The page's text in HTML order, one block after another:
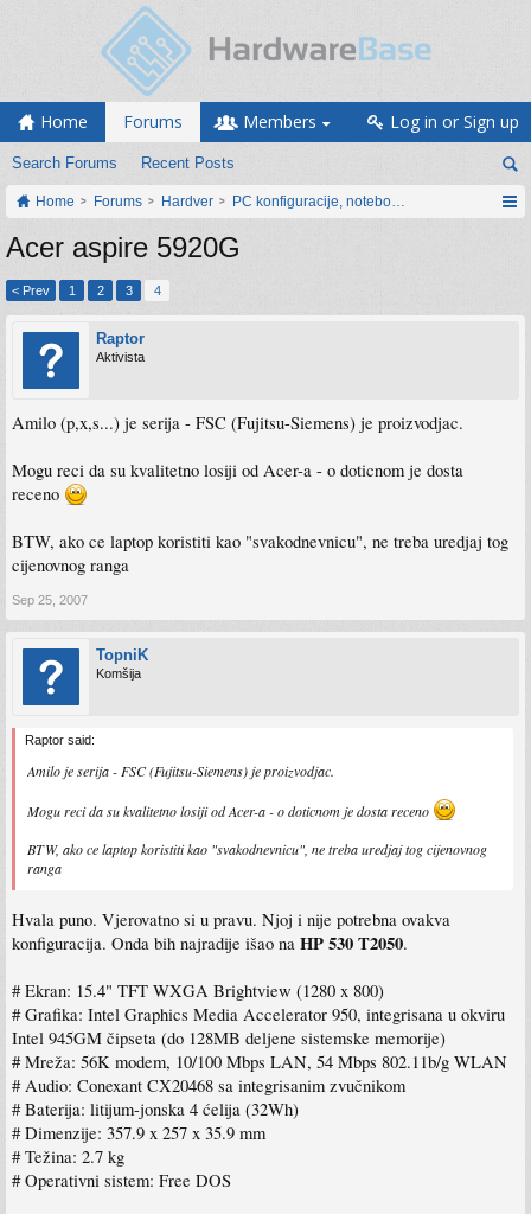
Home Forums
Search Forums Recent Posts
Members Log in or Sign up
Home Forums Hardver PC konfiguracije, notebook računari, servis
Acer aspire 5920G
< Prev 1 2 3 4
Raptor
Aktivista
Amilo (p,x,s...) je serija - FSC (Fujitsu-Siemens) je proizvodjac.
Mogu reci da su kvalitetno losiji od Acer-a - o doticnom je dosta
receno
BTW, ako ce laptop koristiti kao "svakodnevnicu", ne treba uredjaj tog
cijenovnog ranga
Sep 25, 2007
TopniK
Komšija
Raptor said:
Amilo je serija - FSC (Fujitsu-Siemens) je proizvodjac.
Mogu reci da su kvalitetno losiji od Acer-a - o doticnom je dosta receno
BTW, ako ce laptop koristiti kao "svakodnevnicu", ne treba uredjaj tog cijenovnog
ranga
Hvala puno. Vjerovatno si u pravu. Njoj i nije potrebna ovakva
konfiguracija. Onda bih najradije išao na HP 530 T2050.
# Ekran: 15.4" TFT WXGA Brightview (1280 x 800)
# Grafika: Intel Graphics Media Accelerator 950, integrisana u okviru
Intel 945GM čipseta (do 128MB deljene sistemske memorije)
# Mreža: 56K modem, 10/100 Mbps LAN, 54 Mbps 802.11b/g WLAN
# Audio: Conexant CX20468 sa integrisanim zvučnikom
# Baterija: litijum-jonska 4 ćelija (32Wh)
# Dimenzije: 357.9 x 257 x 35.9 mm
# Težina: 2.7 kg
# Operativni sistem: Free DOS